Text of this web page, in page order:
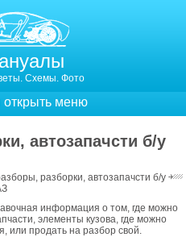
Схемы. Фото
меню
автозапачсти б/у
разборки, автозапачсти б/у ￫
информация о том, где можно
элементы кузова, где можно
или продать на разбор свой.